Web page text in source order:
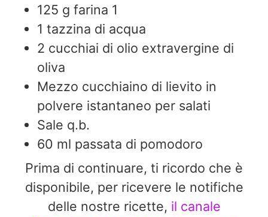
125 g farina 1
1 tazzina di acqua
2 cucchiai di olio extravergine di
oliva
Mezzo cucchiaino di lievito in
polvere istantaneo per salati
Sale q.b.
60 ml passata di pomodoro
Prima di continuare, ti ricordo che è
disponibile, per ricevere le notifiche
delle nostre ricette, il canale